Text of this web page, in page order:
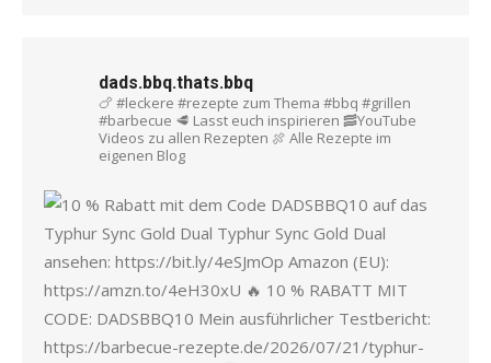
dads.bbq.thats.bbq
🍗 #leckere #rezepte zum Thema #bbq #grillen
#barbecue 🥩 Lasst euch inspirieren 🥓YouTube
Videos zu allen Rezepten 🍖 Alle Rezepte im
eigenen Blog